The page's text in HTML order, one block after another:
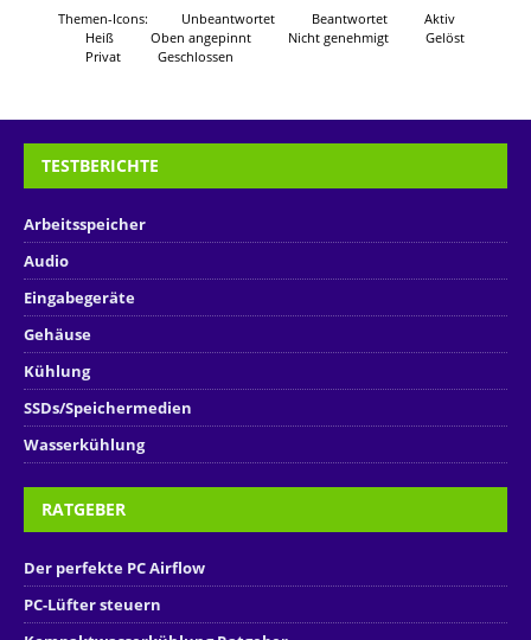
Themen-Icons:
Unbeantwortet Beantwortet
Aktiv
Heiß
Oben angepinnt Nicht genehmigt
Gelöst
Privat
Geschlossen
TESTBERICHTE
Arbeitsspeicher
Audio
Eingabegeräte
Gehäuse
Kühlung
SSDs/Speichermedien
Wasserkühlung
RATGEBER
Der perfekte PC Airflow
PC-Lüfter steuern